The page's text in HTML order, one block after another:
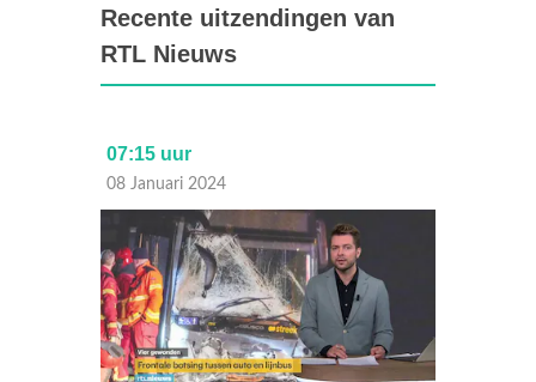
Recente uitzendingen van
RTL Nieuws
07:15 uur
08 Januari 2024